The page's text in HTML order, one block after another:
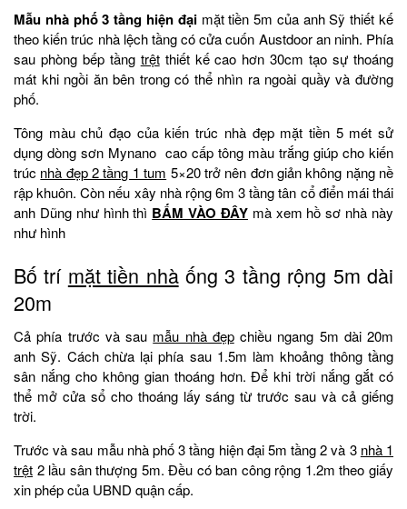
Mẫu nhà phố 3 tầng hiện đạimặt tiền 5m của anh Sỹ thiết kế
theo kiến trúc nhà lệch tầng có cửa cuốn Austdoor an ninh. Phía
sau phòng bếp tầng trệtthiết kế cao hơn 30cm tạo sự thoáng
mát khi ngồi ăn bên trong có thể nhìn ra ngoài quầy và đường
phố.
Tông màu chủ đạo của kiến trúc nhà đẹp mặt tiền 5 mét sử
dụng dòng sơn Mynano cao cấp tông màu trắng giúp cho kiến
trúc nhà đẹp 2 tầng 1 tum 5×20 trở nên đơn giản không nặng nề
rập khuôn. Còn nếu xây nhà rộng 6m 3 tầng tân cổ điển mái thái
anh Dũng như hình thì BẤM VÀO ĐÂYmà xem hồ sơ nhà này
như hình
Bố trí mặt tiền nhàống 3 tầng rộng 5m dài
20m
Cả phía trước và sau mẫu nhà đẹpchiều ngang 5m dài 20m
anh Sỹ. Cách chừa lại phía sau 1.5m làm khoảng thông tầng
sân nắng cho không gian thoáng hơn. Để khi trời nắng gắt có
thể mở cửa sổ cho thoáng lấy sáng từ trước sau và cả giếng
trời.
Trước và sau mẫu nhà phố 3 tầng hiện đại 5m tầng 2 và 3 nhà 1
trệt 2 lầu sân thượng 5m. Đều có ban công rộng 1.2m theo giấy
xin phép của UBND quận cấp.